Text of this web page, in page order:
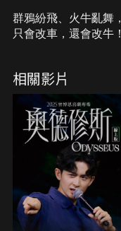
群鴉紛飛、火牛亂舞
只會改車，還會改牛！
業務合作信箱｜
說書人阿睿IG｜
https://
編劇：阿睿
剪輯：Jin
亮子偶像｢戰國神將｣
https://youtu.be/
相關影片